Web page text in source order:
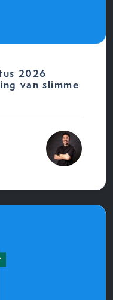
2026
van slimme